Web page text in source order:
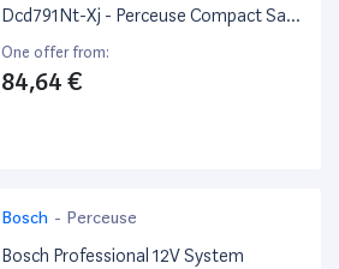
Dcd791Nt-Xj - Perceuse Compact Sans
Fil Avec Mallette Tstak - Mandrin Métal
13 Mm - 2 Vitesses (0-550/2000
One offer from:
84,64 €
Bosch - Perceuse
Bosch Professional 12V System